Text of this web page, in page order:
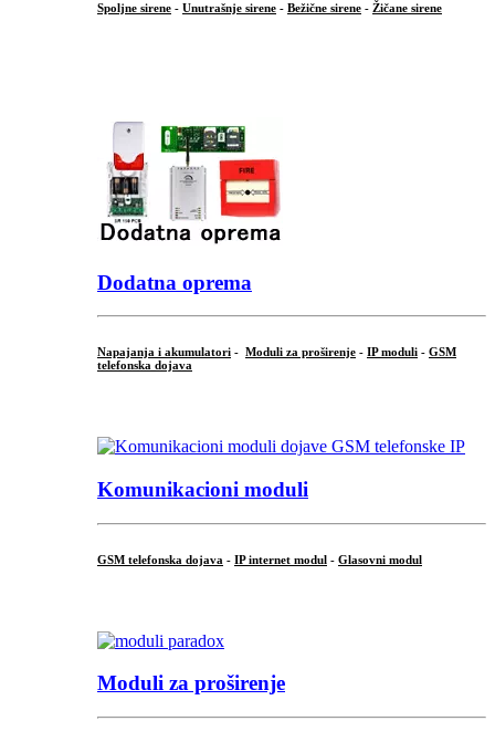
Spoljne sirene - Unutrašnje sirene - Bežične sirene - Žičane sirene
Dodatna oprema
Napajanja i akumulatori - Moduli za proširenje - IP moduli - GSM
telefonska dojava
Komunikacioni moduli
GSM telefonska dojava - IP internet modul - Glasovni modul
Moduli za proširenje